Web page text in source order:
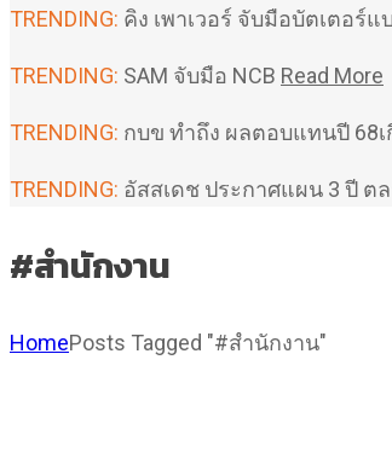
TRENDING: คิง เพาเวอร์ จับมือบัตเตอร์
TRENDING: SAM จับมือ NCB Read More
TRENDING: กบข ทำถึง ผลตอบแทนปี 68เ
TRENDING: อัสสเดช ประกาศแผน 3 ปี ต
#สำนักงาน
HomePosts Tagged "#สำนักงาน"